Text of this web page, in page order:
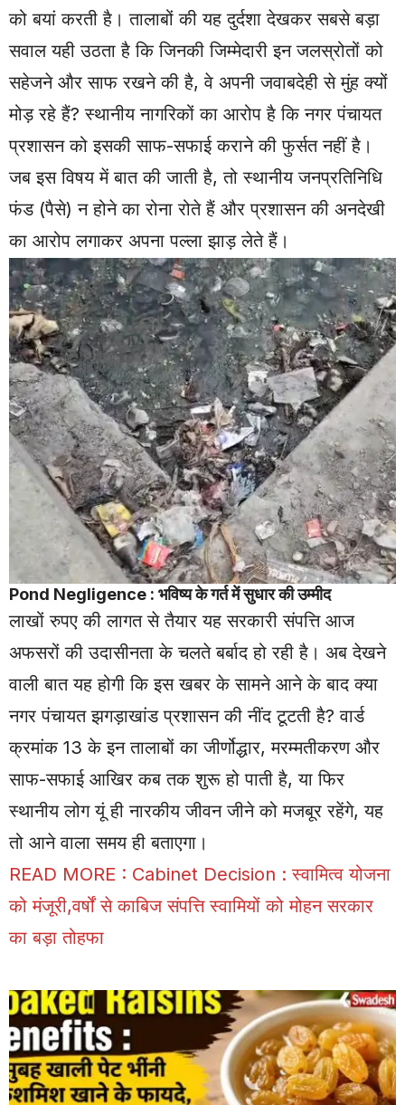
को बयां करती है। तालाबों की यह दुर्दशा देखकर सबसे बड़ा
सवाल यही उठता है कि जिनकी जिम्मेदारी इन जलस्रोतों को
सहेजने और साफ रखने की है, वे अपनी जवाबदेही से मुंह क्यों
मोड़ रहे हैं? स्थानीय नागरिकों का आरोप है कि नगर पंचायत
प्रशासन को इसकी साफ-सफाई कराने की फुर्सत नहीं है।
जब इस विषय में बात की जाती है, तो स्थानीय जनप्रतिनिधि
फंड (पैसे) न होने का रोना रोते हैं और प्रशासन की अनदेखी
का आरोप लगाकर अपना पल्ला झाड़ लेते हैं।
Pond Negligence : भविष्य के गर्त में सुधार की उम्मीद
लाखों रुपए की लागत से तैयार यह सरकारी संपत्ति आज
अफसरों की उदासीनता के चलते बर्बाद हो रही है। अब देखने
वाली बात यह होगी कि इस खबर के सामने आने के बाद क्या
नगर पंचायत झगड़ाखांड प्रशासन की नींद टूटती है? वार्ड
क्रमांक 13 के इन तालाबों का जीर्णोद्धार, मरम्मतीकरण और
साफ-सफाई आखिर कब तक शुरू हो पाती है, या फिर
स्थानीय लोग यूं ही नारकीय जीवन जीने को मजबूर रहेंगे, यह
तो आने वाला समय ही बताएगा।
READ MORE : Cabinet Decision : स्वामित्व योजना
को मंजूरी,वर्षों से काबिज संपत्ति स्वामियों को मोहन सरकार
का बड़ा तोहफा